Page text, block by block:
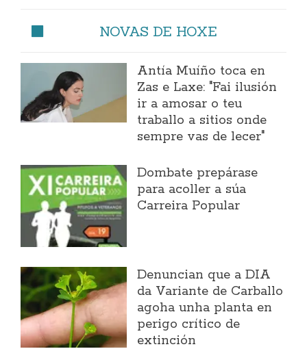
NOVAS DE HOXE
Antía Muíño toca en
Zas e Laxe: "Fai ilusión
ir a amosar o teu
traballo a sitios onde
sempre vas de lecer"
Dombate prepárase
para acoller a súa
Carreira Popular
Denuncian que a DIA
da Variante de Carballo
agoha unha planta en
perigo crítico de
extinción